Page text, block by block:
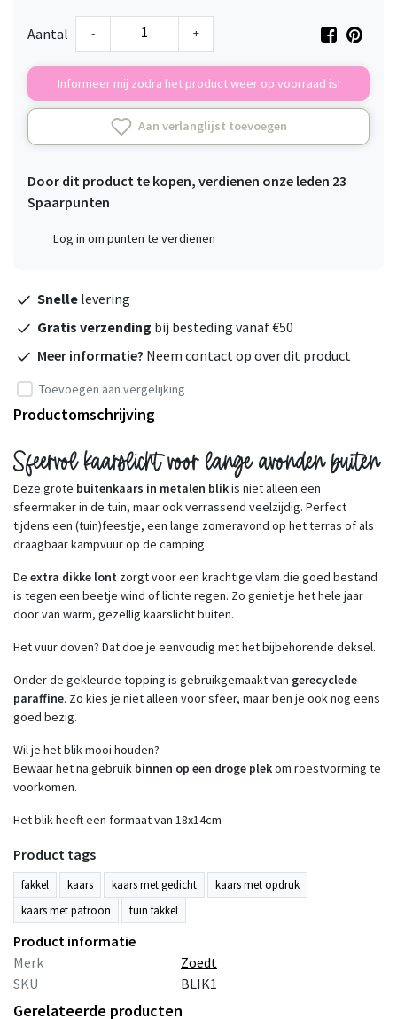
Aantal - +
Informeer mij zodra het product weer op voorraad is!
Aan verlanglijst toevoegen
Door dit product te kopen, verdienen onze leden 23
Spaarpunten
Log in om punten te verdienen
Snelle levering
Gratis verzending bij besteding vanaf €50
Meer informatie? Neem contact op over dit product
Toevoegen aan vergelijking
Productomschrijving
Sfeervol kaarslicht voor lange avonden buiten
Deze grote buitenkaars in metalen blikis niet alleen een
sfeermaker in de tuin, maar ook verrassend veelzijdig. Perfect
tijdens een (tuin)feestje, een lange zomeravond op het terras of als
draagbaar kampvuur op de camping.
De extra dikke lont zorgt voor een krachtige vlam die goed bestand
is tegen een beetje wind of lichte regen. Zo geniet je het hele jaar
door van warm, gezellig kaarslicht buiten.
Het vuur doven? Dat doe je eenvoudig met het bijbehorende deksel.
Onder de gekleurde topping is gebruikgemaakt van gerecyclede
paraffine. Zo kies je niet alleen voor sfeer, maar ben je ook nog eens
goed bezig.
Wil je het blik mooi houden?
Bewaar het na gebruik binnen op een droge plekom roestvorming te
voorkomen.
Het blik heeft een formaat van 18x14cm
Product tags
fakkel kaars kaars met gedicht
kaars met opdruk
kaars met patroon
tuin fakkel
Product informatie
Merk
Zoedt
SKU
BLIK1
Gerelateerde producten